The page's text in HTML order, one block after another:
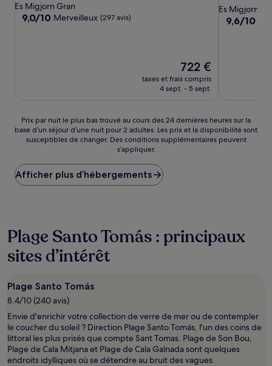
Es Migjorn Gran
9.0
9,0/10 Merveilleux (297 avis)
Le
nouveau
prix
722 €
722 €
taxes et frais compris
4 sept. - 5 sept.
4.0 étoiles
Es Migjorn
9.6
9,6/10
Prix
par
nuit
plus
bas
trouvé
24 dernières
heures
sur
la
d’un
séjour
d’une
nuit
pour
2 adultes.
Les
prix
Prix par nuit le plus bas trouvé au cours des 24 dernières heures sur la
base d’un séjour d’une nuit pour 2 adultes. Les prix et la disponibilité sont
susceptibles de changer. Des conditions supplémentaires peuvent
s’appliquer.
Afficher plus d’hébergements
Plage Santo Tomás : principaux
sites d’intérêt
Plage Santo Tomás
8.4/10 (240 avis)
Envie d'enrichir votre collection de verre de mer ou de contempler
le coucher du soleil ? Direction Plage Santo Tomás, l'un des coins de
littoral les plus prisés que compte Sant Tomas. Plage de Son Bou,
Plage de Cala Mitjana et Plage de Cala Galnada sont quelques
endroits idylliques où se détendre au bruit des vagues.